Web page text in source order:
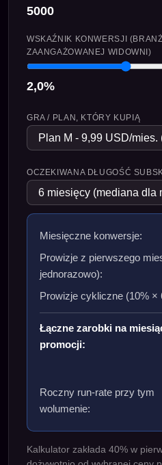
5000
WSKAŹNIK KONWERSJI
ZAANGAŻOWANEJ WIDOWNI)
2,0%
GRA / PLAN, KTÓRY KUPIĄ
OCZEKIWANA DŁUGOŚĆ
Miesięczne konwersje:
Prowizje z pierwszego
jednorazowo):
Prowizje cykliczne (10% ×
Łączne zarobki na
promocji:
Roczny run-rate przy tym
wolumenie:
Kalkulator zakłada 40% w